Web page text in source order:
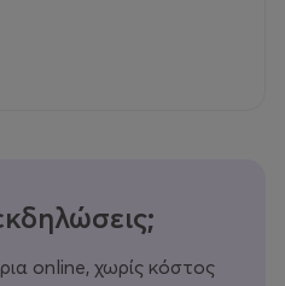
online, χωρίς κόστος